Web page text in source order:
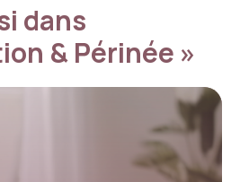
dans
& Périnée »